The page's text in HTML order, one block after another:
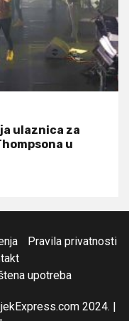
ulaznica za
u
Pravila privatnosti
upotreba
2024. |